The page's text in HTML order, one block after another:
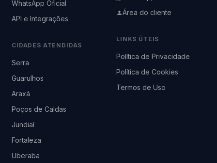
WhatsApp Oficial
API e Integrações
CIDADES ATENDIDAS
Serra
Guarulhos
Araxá
Poços de Caldas
Jundiaí
Fortaleza
Uberaba
Área do cliente
LINKS ÚTEIS
Política de Privacidade
Política de Cookies
Termos de Uso